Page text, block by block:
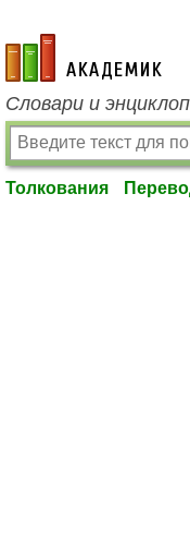
academic.ru
Словари и
Толкования